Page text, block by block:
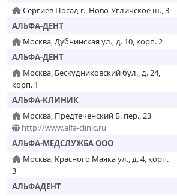
Сергиев Посад г., Ново-Угличское ш., 3
АЛЬФА-ДЕНТ
Москва, Дубнинская ул., д. 10, корп. 2
АЛЬФА-ДЕНТ
Москва, Бескудниковский бул., д. 24,
корп. 1
АЛЬФА-КЛИНИК
Москва, Предтеченский Б. пер., 23
http://www.alfa-clinic.ru
АЛЬФА-МЕДСЛУЖБА ООО
Москва, Красного Маяка ул., д. 4, корп.
3
АЛЬФАДЕНТ